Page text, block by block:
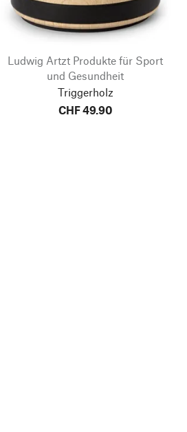
Ludwig Artzt Produkte für Sport
und Gesundheit
Triggerholz
CHF 49.90